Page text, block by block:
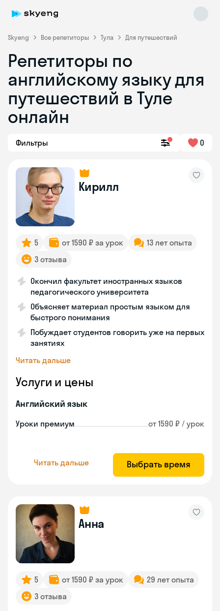
Skyeng Все репетиторы Тула Для путешествий
Репетиторы по
английскому языку для
путешествий в Туле
онлайн
Фильтры 0
Кирилл
5 от 1590 ₽ за урок
13 лет опыта
3 отзыва
Окончил факультет иностранных языков
педагогического университета
Объясняет материал простым языком для
быстрого понимания
Побуждает студентов говорить уже на первых
занятиях
Читать дальше
Услуги и цены
Английский язык
Уроки премиум от 1590 ₽ / урок
Читать дальше Выбрать время
Анна
5 от 1590 ₽ за урок
29 лет опыта
3 отзыва